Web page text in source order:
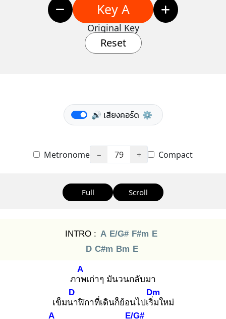
Key A
Original Key
Reset
🔊 เสียงคอร์ด ⚙️
Metronome − 79 + Compact
Full Scroll
INTRO : A E/G# F#m E
D C#m Bm E
ภาพ
A
เก่าๆ มันวนกลับมา
เข็มนา
D
ฬิกาที่เดินก็ย้อนไปเริ่ม
Dm
ใหม่
A
E/G#